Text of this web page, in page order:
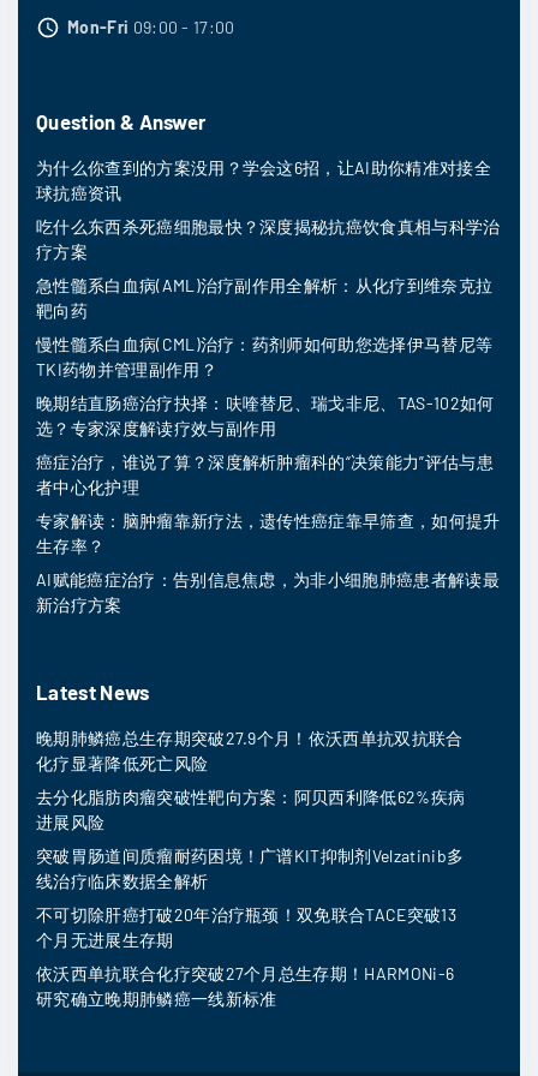
Mon-Fri 09:00 - 17:00
Question & Answer
为什么你查到的方案没用？学会这6招，让AI助你精准对接全
球抗癌资讯
吃什么东西杀死癌细胞最快？深度揭秘抗癌饮食真相与科学治
疗方案
急性髓系白血病(AML)治疗副作用全解析：从化疗到维奈克拉
靶向药
慢性髓系白血病(CML)治疗：药剂师如何助您选择伊马替尼等
TKI药物并管理副作用？
晚期结直肠癌治疗抉择：呋喹替尼、瑞戈非尼、TAS-102如何
选？专家深度解读疗效与副作用
癌症治疗，谁说了算？深度解析肿瘤科的“决策能力”评估与患
者中心化护理
专家解读：脑肿瘤靠新疗法，遗传性癌症靠早筛查，如何提升
生存率？
AI赋能癌症治疗：告别信息焦虑，为非小细胞肺癌患者解读最
新治疗方案
Latest News
晚期肺鳞癌总生存期突破27.9个月！依沃西单抗双抗联合
化疗显著降低死亡风险
去分化脂肪肉瘤突破性靶向方案：阿贝西利降低62%疾病
进展风险
突破胃肠道间质瘤耐药困境！广谱KIT抑制剂Velzatinib多
线治疗临床数据全解析
不可切除肝癌打破20年治疗瓶颈！双免联合TACE突破13
个月无进展生存期
依沃西单抗联合化疗突破27个月总生存期！HARMONi-6
研究确立晚期肺鳞癌一线新标准